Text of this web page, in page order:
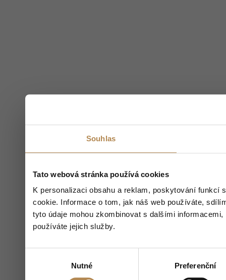
Souhlas
Tato webová stránka používá cookies
K personalizaci obsahu a reklam, poskytování
cookie. Informace o tom, jak náš web používáte,
tyto údaje mohou zkombinovat s dalšími
používáte jejich služby.
Nutné Preferenční